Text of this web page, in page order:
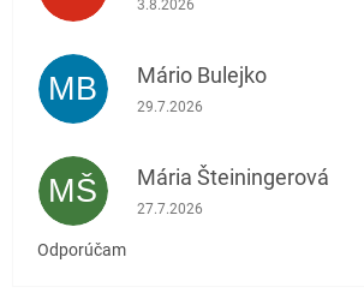
3.8.2026
MB Mário Bulejko
Hodnotenie obchodu je 5 z 5
29.7.2026
MŠ Mária Šteiningerová
Hodnotenie obchodu je 5 z 5
27.7.2026
Odporúčam